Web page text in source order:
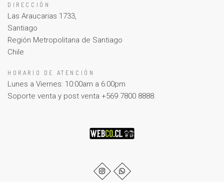
DIRECCIÓN
Las Araucarias 1733,
Santiago
Región Metropolitana de Santiago
Chile
HORARIO DE ATENCIÓN
Lunes a Viernes: 10:00am a 6:00pm
Soporte venta y post venta +569 7800 8888.